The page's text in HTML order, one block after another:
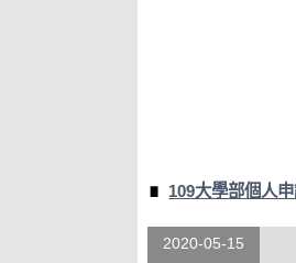
109大學部個人
2020-05-15